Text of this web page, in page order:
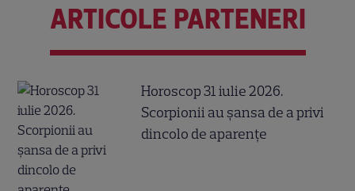
ARTICOLE PARTENERI
Horoscop 31 iulie 2026.
Scorpionii au șansa de a privi
dincolo de aparențe